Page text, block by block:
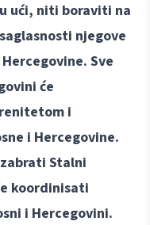
ući, niti boraviti na
njegove
Sve
će
i
i Hercegovine.
Stalni
koordinisati
i Hercegovini.